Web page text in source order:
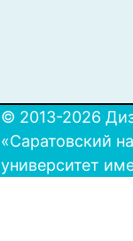
© 2013-2026
«Саратовский
университет